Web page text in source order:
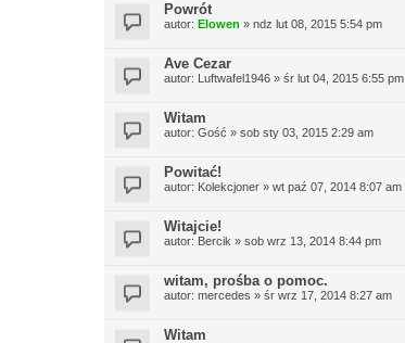
Powrót
autor: Elowen » ndz lut 08, 2015 5:54 pm
Ave Cezar
autor: Luftwafel1946 » śr lut 04, 2015 6:55 pm
Witam
autor: Gość » sob sty 03, 2015 2:29 am
Powitać!
autor: Kolekcjoner » wt paź 07, 2014 8:07 am
Witajcie!
autor: Bercik » sob wrz 13, 2014 8:44 pm
witam, prośba o pomoc.
autor: mercedes » śr wrz 17, 2014 8:27 am
Witam